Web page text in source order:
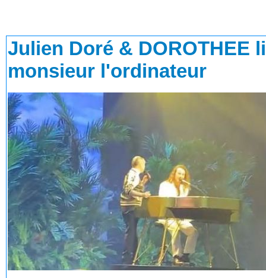
Julien Doré & DOROTHEE
monsieur l'ordinateur